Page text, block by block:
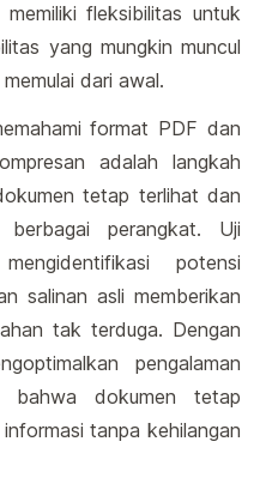
fleksibilitas untuk
yang mungkin muncul
dari awal.
format PDF dan
adalah langkah
tetap terlihat dan
perangkat. Uji
potensi
salinan asli memberikan
tak terduga. Dengan
pengalaman
bahwa dokumen tetap
tanpa kehilangan